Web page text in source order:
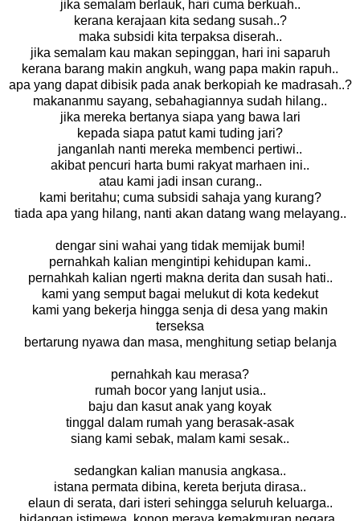
jika semalam berlauk, hari cuma berkuah..
kerana kerajaan kita sedang susah..?
maka subsidi kita terpaksa diserah..
jika semalam kau makan sepinggan, hari ini saparuh
kerana barang makin angkuh, wang papa makin rapuh..
apa yang dapat dibisik pada anak berkopiah ke madrasah..?
makananmu sayang, sebahagiannya sudah hilang..
jika mereka bertanya siapa yang bawa lari
kepada siapa patut kami tuding jari?
janganlah nanti mereka membenci pertiwi..
akibat pencuri harta bumi rakyat marhaen ini..
atau kami jadi insan curang..
kami beritahu; cuma subsidi sahaja yang kurang?
tiada apa yang hilang, nanti akan datang wang melayang..
dengar sini wahai yang tidak memijak bumi!
pernahkah kalian mengintipi kehidupan kami..
pernahkah kalian ngerti makna derita dan susah hati..
kami yang semput bagai melukut di kota kedekut
kami yang bekerja hingga senja di desa yang makin
terseksa
bertarung nyawa dan masa, menghitung setiap belanja
pernahkah kau merasa?
rumah bocor yang lanjut usia..
baju dan kasut anak yang koyak
tinggal dalam rumah yang berasak-asak
siang kami sebak, malam kami sesak..
sedangkan kalian manusia angkasa..
istana permata dibina, kereta berjuta dirasa..
elaun di serata, dari isteri sehingga seluruh keluarga..